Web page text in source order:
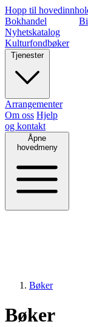
Hopp til
Bokhandel
Nyhetskatalog
Kulturfondbøker
Tjenester
Arrangementer
Om oss Hjelp
og kontakt
Åpne
hovedmeny
Bøker
Bøker